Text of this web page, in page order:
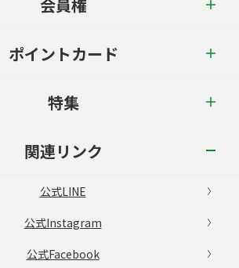
会員権
ポイントカード
特集
関連リンク
公式LINE
公式Instagram
公式Facebook